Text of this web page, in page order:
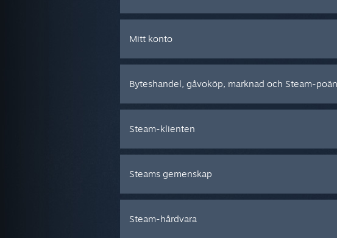
Mitt konto
Byteshandel, gåvoköp, marknad och Steam-
Steam-klienten
Steams gemenskap
Steam-hårdvara